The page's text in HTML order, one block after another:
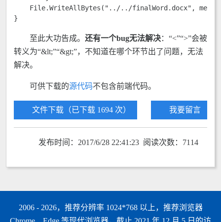
File.WriteAllBytes("../../finalWord.docx",
}
至此大功告成。 还有一个bug无法解决：“<”“>”会被
转义为“&lt;”“&gt;”，不知道在哪个环节出了问题，无法
解决。
可供下载的源代码不包含前端代码。
文件下载（已下载 1694 次） 我要留言
发布时间：2017/6/28 22:41:23 阅读次数：7114
2006 - 2026，推荐分辨率 1024*768 以上，推荐浏览器